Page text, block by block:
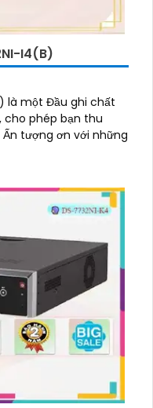
I4(B)
là một Đầu ghi chất
cho phép bạn thu